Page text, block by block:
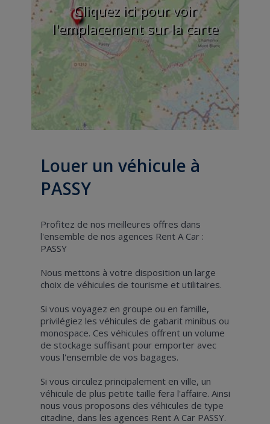
Cliquez ici pour voir
l'emplacement sur la carte
Louer un véhicule à
PASSY
Profitez de nos meilleures offres dans
l'ensemble de nos agences Rent A Car :
PASSY
Nous mettons à votre disposition un large
choix de véhicules de tourisme et utilitaires.
Si vous voyagez en groupe ou en famille,
privilégiez les véhicules de gabarit minibus ou
monospace. Ces véhicules offrent un volume
de stockage suffisant pour emporter avec
vous l'ensemble de vos bagages.
Si vous circulez principalement en ville, un
véhicule de plus petite taille fera l'affaire. Ainsi
nous vous proposons des véhicules de type
citadine, dans les agences Rent A Car PASSY.